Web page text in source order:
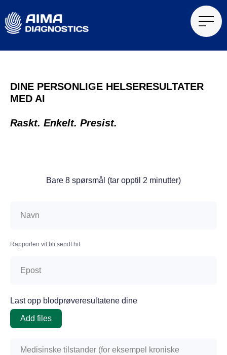
DINE PERSONLIGE HELSERESULTATER
MED AI
Raskt. Enkelt. Presist.
Bare 8 spørsmål (tar opptil 2 minutter)
Rapporten vil bli sendt hit
Last opp blodprøveresultatene dine
Add files